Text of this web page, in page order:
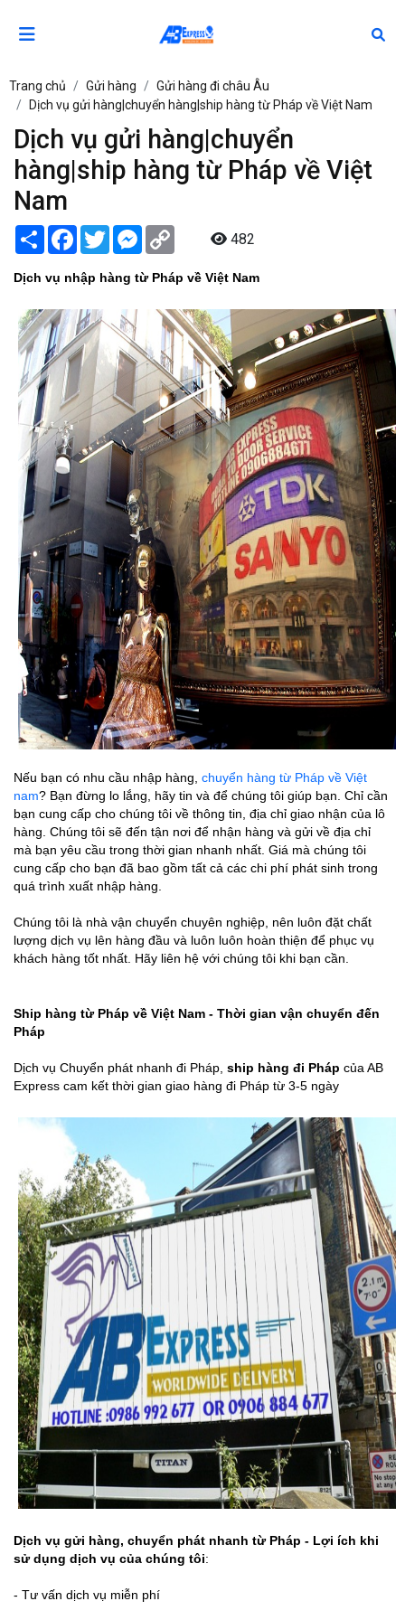
Trang chủ Gửi hàng
Gửi hàng đi châu Âu
Dịch vụ gửi hàng|chuyển hàng|ship hàng từ Pháp về Việt Nam
Dịch vụ gửi hàng|chuyển
hàng|ship hàng từ Pháp về Việt
Nam
Share Facebook
TwitterMessenger 482
Dịch vụ nhập hàng từ Pháp về Việt Nam
Nếu bạn có nhu cầu nhập hàng, chuyển hàng từ Pháp về Việt
nam? Bạn đừng lo lắng, hãy tin và để chúng tôi giúp bạn. Chỉ cần
bạn cung cấp cho chúng tôi về thông tin, địa chỉ giao nhận của lô
hàng. Chúng tôi sẽ đến tận nơi để nhận hàng và gửi về địa chỉ
mà bạn yêu cầu trong thời gian nhanh nhất. Giá mà chúng tôi
cung cấp cho bạn đã bao gồm tất cả các chi phí phát sinh trong
quá trình xuất nhập hàng.
Chúng tôi là nhà vận chuyển chuyên nghiệp, nên luôn đặt chất
lượng dịch vụ lên hàng đầu và luôn luôn hoàn thiện để phục vụ
khách hàng tốt nhất. Hãy liên hệ với chúng tôi khi bạn cần.
Ship hàng từ Pháp về Việt Nam - Thời gian vận chuyển đến
Pháp
Dịch vụ Chuyển phát nhanh đi Pháp, ship hàng đi Pháp của AB
Express cam kết thời gian giao hàng đi Pháp từ 3-5 ngày
Dịch vụ gửi hàng, chuyển phát nhanh từ Pháp - Lợi ích khi
sử dụng dịch vụ của chúng tôi:
- Tư vấn dịch vụ miễn phí